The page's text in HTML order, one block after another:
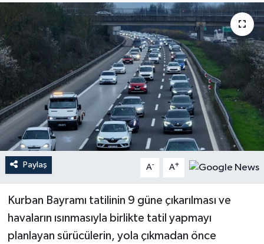
Paylaş A- A+
Kurban Bayramı tatilinin 9 güne çıkarılması ve
havaların ısınmasıyla birlikte tatil yapmayı
planlayan sürücülerin, yola çıkmadan önce